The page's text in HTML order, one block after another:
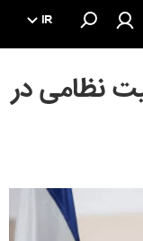
IR
نظامی در